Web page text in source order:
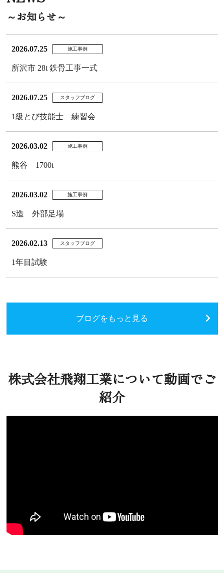
～お知らせ～
2026.07.25 施工事例
所沢市 28t 鉄骨工事一式
2026.07.25 スタッフブログ
1級とび技能士 練習会
2026.03.02 施工事例
熊谷 1700t
2026.03.02 施工事例
S造 外部足場
2026.02.13 スタッフブログ
1年目試験
ブログをもっと見る
株式会社飛翔工業について動画でご
紹介